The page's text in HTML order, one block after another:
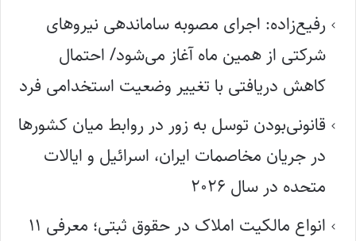
رفیع‌زاده: اجرای مصوبه ساماندهی نیروهای
شرکتی از همین ماه آغاز می‌شود/ احتمال
کاهش دریافتی با تغییر وضعیت استخدامی فرد
قانونی‌بودن توسل به زور در روابط میان کشورها
در جریان مخاصمات ایران، اسرائیل و ایالات
متحده در سال ۲۰۲۶
انواع مالکیت املاک در حقوق ثبتی؛ معرفی ۱۱